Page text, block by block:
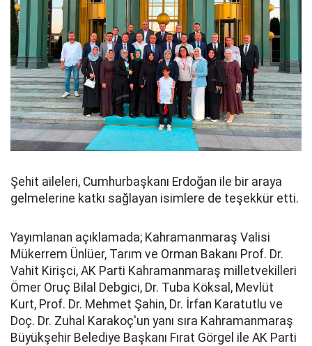
Şehit aileleri, Cumhurbaşkanı Erdoğan ile bir araya
gelmelerine katkı sağlayan isimlere de teşekkür etti.
Yayımlanan açıklamada; Kahramanmaraş Valisi
Mükerrem Ünlüer, Tarım ve Orman Bakanı Prof. Dr.
Vahit Kirişci, AK Parti Kahramanmaraş milletvekilleri
Ömer Oruç Bilal Debgici, Dr. Tuba Köksal, Mevlüt
Kurt, Prof. Dr. Mehmet Şahin, Dr. İrfan Karatutlu ve
Doç. Dr. Zuhal Karakoç'un yanı sıra Kahramanmaraş
Büyükşehir Belediye Başkanı Fırat Görgel ile AK Parti